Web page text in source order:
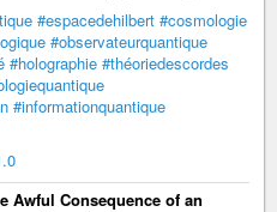
#espacedehilbert #cosmologie
#observateurquantique
#holographie #théoriedescordes
#informationquantique
Awful Consequence of an